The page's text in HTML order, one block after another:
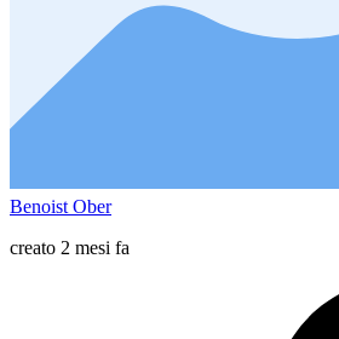
Benoist Ober
creato 2 mesi fa